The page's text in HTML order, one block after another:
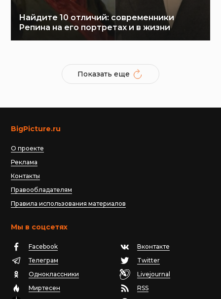
Найдите 10 отличий: современники
Репина на его портретах и в жизни
Показать еще
BigPicture.ru
О проекте
Реклама
Контакты
Правообладателям
Правила использования материалов
Мы в соцсетях
Facebook
Вконтакте
Телеграм
Twitter
Одноклассники
Livejournal
Миртесен
RSS